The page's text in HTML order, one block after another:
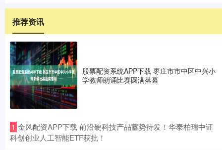
推荐资讯
股票配资系统APP下载 枣庄市市中区中兴小
学教师朗诵比赛圆满落幕
1 ​金风配资APP下载 前沿硬科技产品蓄势待发！华泰柏瑞中证
科创创业人工智能ETF获批！